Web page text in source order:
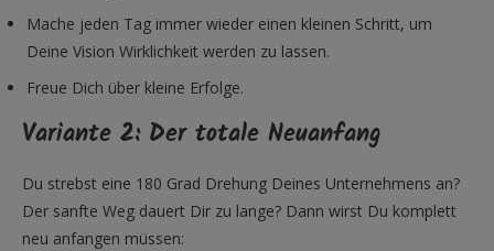
Mache jeden Tag immer wieder einen kleinen Schritt, um
Deine Vision Wirklichkeit werden zu lassen.
Freue Dich über kleine Erfolge.
Variante 2: Der totale Neuanfang
Du strebst eine 180 Grad Drehung Deines Unternehmens an?
Der sanfte Weg dauert Dir zu lange? Dann wirst Du komplett
neu anfangen müssen: